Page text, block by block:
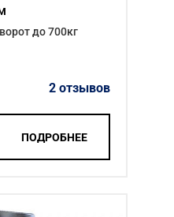
до 700кг
2 отзывов
ПОДРОБНЕЕ